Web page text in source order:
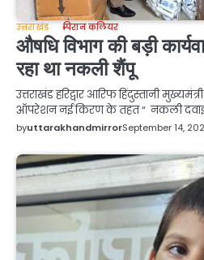
उत्तराखंड पिरान कलियर
औषधि विभाग की बड़ी
रहा था नकली शैंपू
उत्तराखंड हरिद्वार आरिफ हिंदुस्तानी
ऑपरेशन नई किरण के तहत “ नकली
byuttarakhandmirrorSeptember 14,